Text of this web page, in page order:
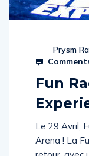
Prysm
Fun
Le 29 Avril,
Arena ! La